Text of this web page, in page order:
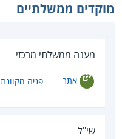
מוקדים ממשלתיים
מענה ממשלתי מרכזי
אתר פניה מקוונת
שי"ל